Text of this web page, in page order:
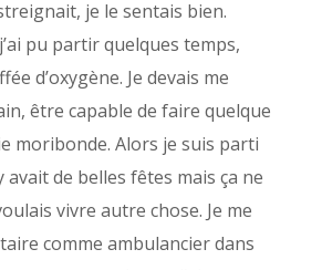
je le sentais bien.
pu partir quelques temps,
d’oxygène. Je devais me
être capable de faire quelque
moribonde. Alors je suis parti
avait de belles fêtes mais ça ne
vivre autre chose. Je me
comme ambulancier dans